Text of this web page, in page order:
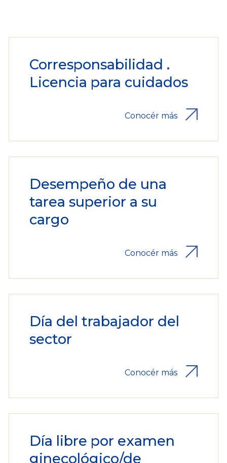
Corresponsabilidad .
Licencia para cuidados
Conocér más
Desempeño de una
tarea superior a su
cargo
Conocér más
Día del trabajador del
sector
Conocér más
Día libre por examen
ginecológico/de